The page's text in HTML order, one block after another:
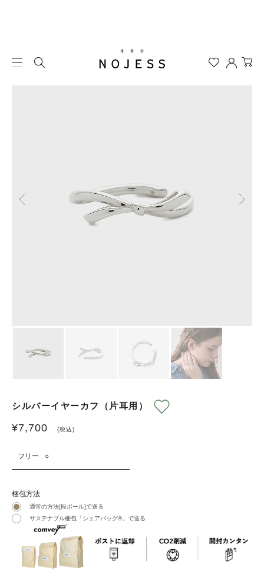
シルバーイヤーカフ（片耳用）
¥7,700 (税込)
フリー ○
梱包方法
通常の方法[段ボール]で送る
サステナブル梱包「シェアバッグ®︎」で送る